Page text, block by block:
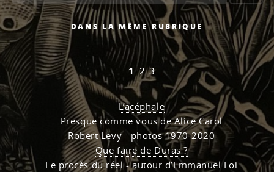
DANS LA MÊME RUBRIQUE
1 2 3
L’acéphale
Presque comme vous de Alice Carol
Robert Levy - photos 1970-2020
Que faire de Duras ?
Le procès du réel - autour d’Emmanuel Loi